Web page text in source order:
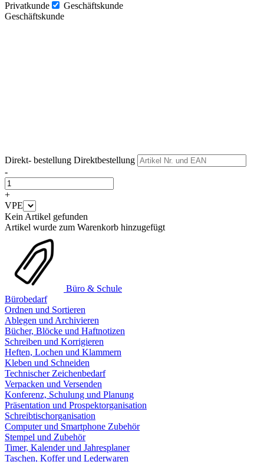
Privatkunde
Geschäftskunde
Geschäftskunde
Direkt- bestellung Direktbestellung
-
+
VPE
Kein Artikel gefunden
Artikel wurde zum Warenkorb hinzugefügt
Büro & Schule
Bürobedarf
Ordnen und Sortieren
Ablegen und Archivieren
Bücher, Blöcke und Haftnotizen
Schreiben und Korrigieren
Heften, Lochen und Klammern
Kleben und Schneiden
Technischer Zeichenbedarf
Verpacken und Versenden
Konferenz, Schulung und Planung
Präsentation und Prospektorganisation
Schreibtischorganisation
Computer und Smartphone Zubehör
Stempel und Zubehör
Timer, Kalender und Jahresplaner
Taschen, Koffer und Lederwaren